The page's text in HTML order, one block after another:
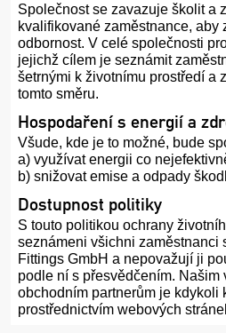
Společnost se zavazuje školit a
kvalifikované zaměstnance, aby
odbornost. V celé společnosti
jejichž cílem je seznámit
šetrnými k životnímu prostředí a
tomto směru.
Hospodaření s energií a
Všude, kde je to možné, bude
a) využívat energii co
b) snižovat emise a odpady
Dostupnost politiky
S touto politikou ochrany
seznámeni všichni zaměstnanci
Fittings GmbH a nepovažují ji
podle ní s přesvědčením. Našim
obchodním partnerům je kdykoli
prostřednictvím webových